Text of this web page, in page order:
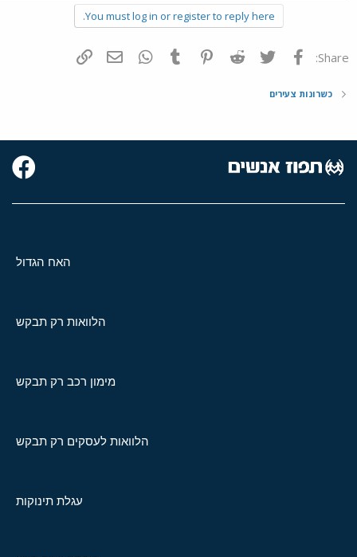
You must log in or register to reply here.
Share: פייסבוק Twitter
Reddit
Pinterest
Tumblr
WhatsAppדואר אלקטרוני
כשרונות צעירים
האח הגדול
הלוואות רק תבקש
מימון רכב רק תבקש
הלוואות לעסקים רק תבקש
עגלת תינוקות